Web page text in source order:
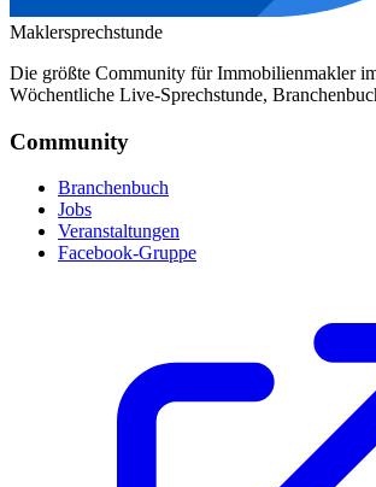
Maklersprechstunde
Die größte Community für Immobilienmakler
Wöchentliche Live-Sprechstunde,
Community
Branchenbuch
Jobs
Veranstaltungen
Facebook-Gruppe